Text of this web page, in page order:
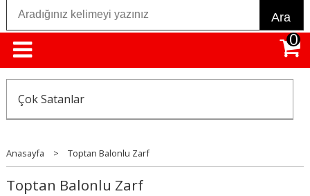
Ara
0
Çok Satanlar
Anasayfa > Toptan Balonlu Zarf
Toptan Balonlu Zarf